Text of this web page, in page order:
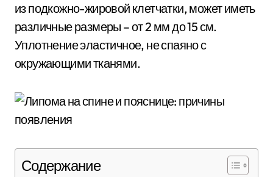
из подкожно-жировой клетчатки, может иметь
различные размеры – от 2 мм до 15 см.
Уплотнение эластичное, не спаяно с
окружающими тканями.
Содержание